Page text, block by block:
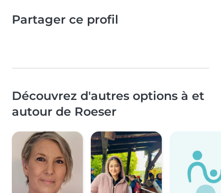
Partager ce profil
Découvrez d'autres options à et
autour de Roeser